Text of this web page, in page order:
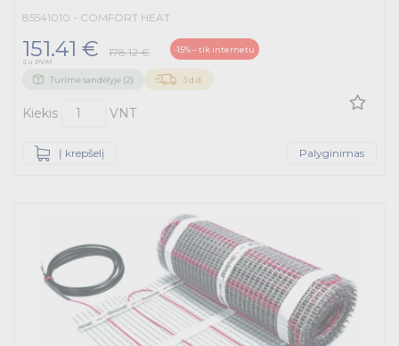
85541010 - COMFORT HEAT
151.41 € 178.12 € -15% – tik internetu
Su PVM
Turime sandėlyje (2) 3 d.d.
Kiekis VNT
Į krepšelį Palyginimas